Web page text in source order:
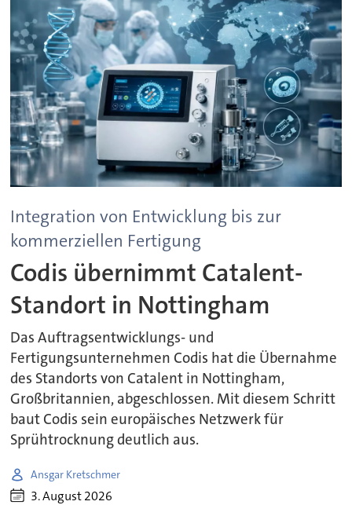
Integration von Entwicklung bis zur
kommerziellen Fertigung
Codis übernimmt Catalent-
Standort in Nottingham
Das Auftragsentwicklungs- und
Fertigungsunternehmen Codis hat die Übernahme
des Standorts von Catalent in Nottingham,
Großbritannien, abgeschlossen. Mit diesem Schritt
baut Codis sein europäisches Netzwerk für
Sprühtrocknung deutlich aus.
Ansgar Kretschmer
3. August 2026